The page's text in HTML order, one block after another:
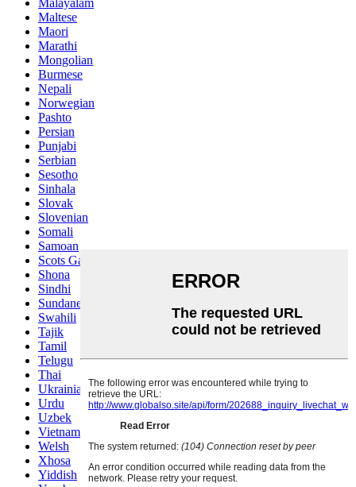
Malayalam
Maltese
Maori
Marathi
Mongolian
Burmese
Nepali
Norwegian
Pashto
Persian
Punjabi
Serbian
Sesotho
Sinhala
Slovak
Slovenian
Somali
Samoan
Scots Gaelic
Shona
Sindhi
Sundanese
Swahili
Tajik
Tamil
Telugu
Thai
Ukrainian
Urdu
Uzbek
Vietnamese
Welsh
Xhosa
Yiddish